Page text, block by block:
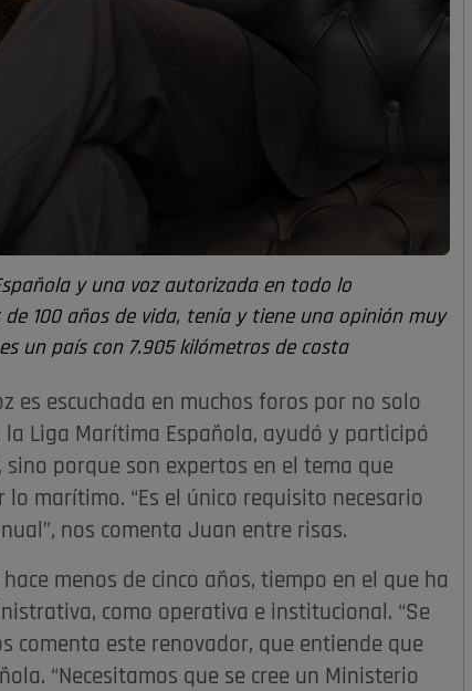
y una voz autorizada en todo lo
100 años de vida, tenía y tiene una opinión muy
un país con 7.905 kilómetros de costa
es escuchada en muchos foros por no solo
Liga Marítima Española, ayudó y participó
porque son expertos en el tema que
marítimo. “Es el único requisito necesario
nos comenta Juan entre risas.
menos de cinco años, tiempo en el que ha
como operativa e institucional. “Se
comenta este renovador, que entiende que
“Necesitamos que se cree un Ministerio